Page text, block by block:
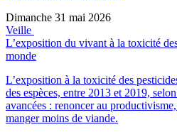
Dimanche 31 mai 2026
Veille
L’exposition du vivant à la toxicité
monde
L’exposition à la toxicité des
des espèces, entre 2013 et 2019,
avancées : renoncer au
manger moins de viande.